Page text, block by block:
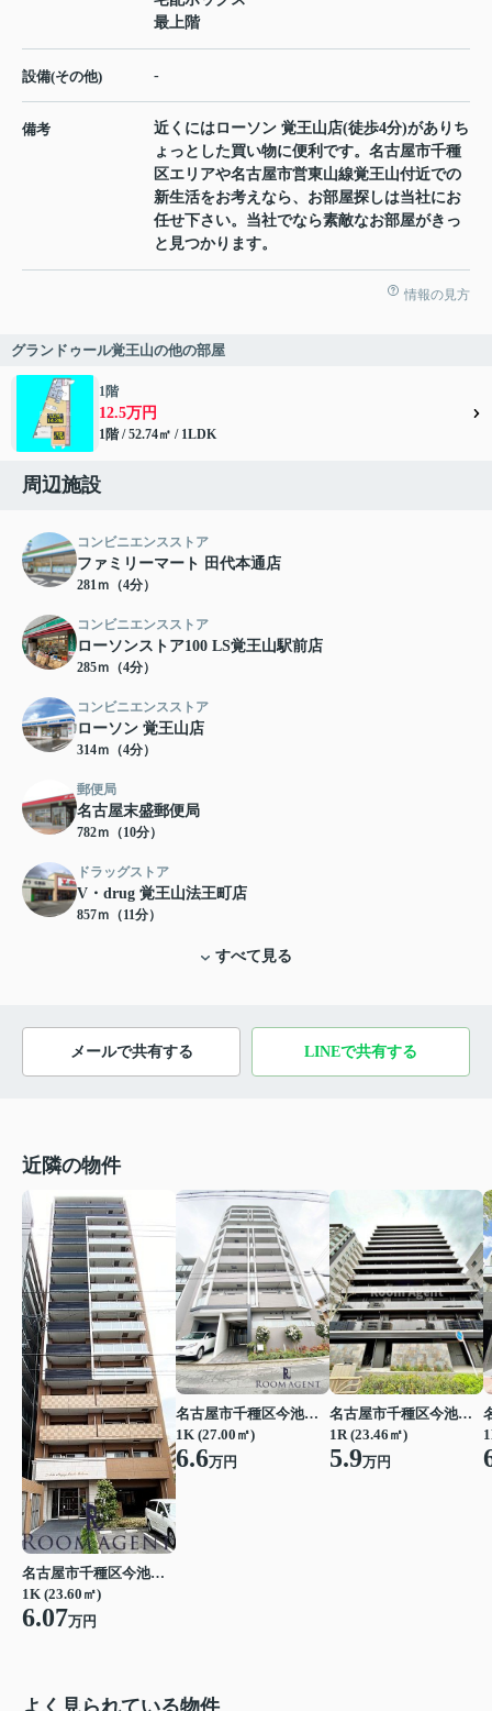
最上階
設備(その他) -
備考
近くにはローソン 覚王山店(徒歩4分)がありち
ょっとした買い物に便利です。名古屋市千種
区エリアや名古屋市営東山線覚王山付近での
新生活をお考えなら、お部屋探しは当社にお
任せ下さい。当社でなら素敵なお部屋がきっ
と見つかります。
情報の見方
グランドゥール覚王山の他の部屋
1階
12.5万円
1階 / 52.74㎡ / 1LDK
周辺施設
コンビニエンスストア
ファミリーマート 田代本通店
281ｍ（4分）
コンビニエンスストア
ローソンストア100 LS覚王山駅前店
285ｍ（4分）
コンビニエンスストア
ローソン 覚王山店
314ｍ（4分）
郵便局
名古屋末盛郵便局
782ｍ（10分）
ドラッグストア
V・drug 覚王山法王町店
857ｍ（11分）
すべて見る
メールで共有する LINEで共有する
近隣の物件
名古屋市千種区今池１丁目
1K (23.60㎡)
6.07万円
名古屋市千種区今池３丁目
1K (27.00㎡)
6.6万円
名古屋市千種区今池４丁目
1R (23.46㎡)
5.9万円
よく見られている物件